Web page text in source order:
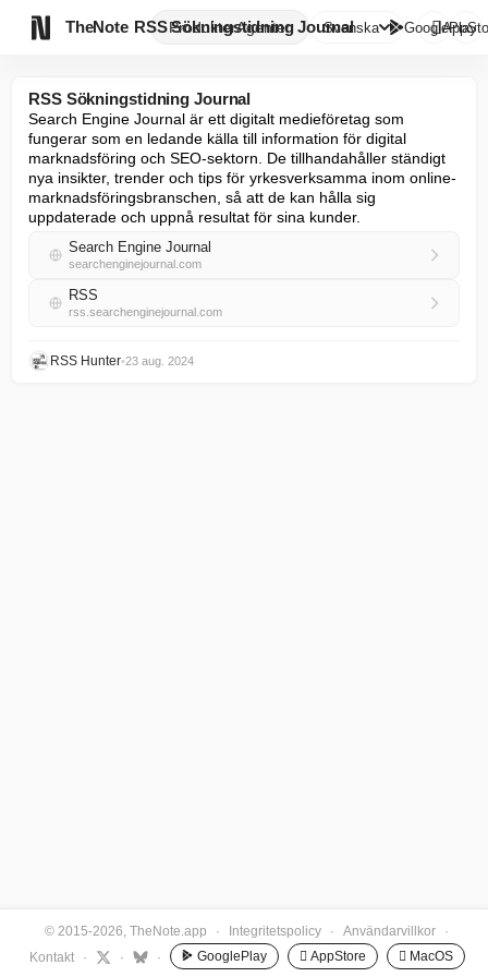
TheNote ProdukterAgenter
RSS Sökningstidning Journal
Svenska GooglePlay

RSS Sökningstidning Journal
Search Engine Journal är ett digitalt medieföretag som
fungerar som en ledande källa till information för digital
marknadsföring och SEO-sektorn. De tillhandahåller ständigt
nya insikter, trender och tips för yrkesverksamma inom online-
marknadsföringsbranschen, så att de kan hålla sig
uppdaterade och uppnå resultat för sina kunder.
Search Engine Journal
searchenginejournal.com
RSS
rss.searchenginejournal.com
RSS Hunter•23 aug. 2024
© 2015-2026, TheNote.app · Integritetspolicy · Användarvillkor
·
Kontakt
· · · GooglePlay  AppStore  MacOS